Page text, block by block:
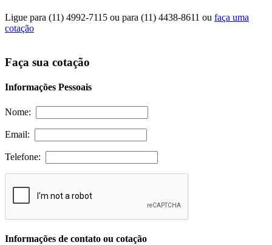
Ligue para (11) 4992-7115 ou para (11) 4438-8611 ou faça uma
cotação
Faça sua cotação
Informações Pessoais
Nome:
Email:
Telefone:
Informações de contato ou cotação